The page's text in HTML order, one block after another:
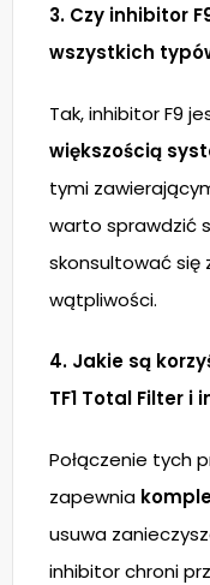
3. Czy inhibitor
wszystkich
Tak, inhibitor F9
większością
tymi
warto sprawdzić
skonsultować się
wątpliwości.
4. Jakie są
TF1 Total Filter i
Połączenie tych
zapewnia
usuwa
inhibitor chroni